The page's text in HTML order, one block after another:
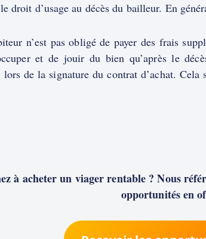
droit d’usage au décès du bailleur. En
n’est pas obligé de payer des frais
et de jouir du bien qu’après le
lors de la signature du contrat d’achat.
à acheter un viager rentable ? Nous
opportunités en